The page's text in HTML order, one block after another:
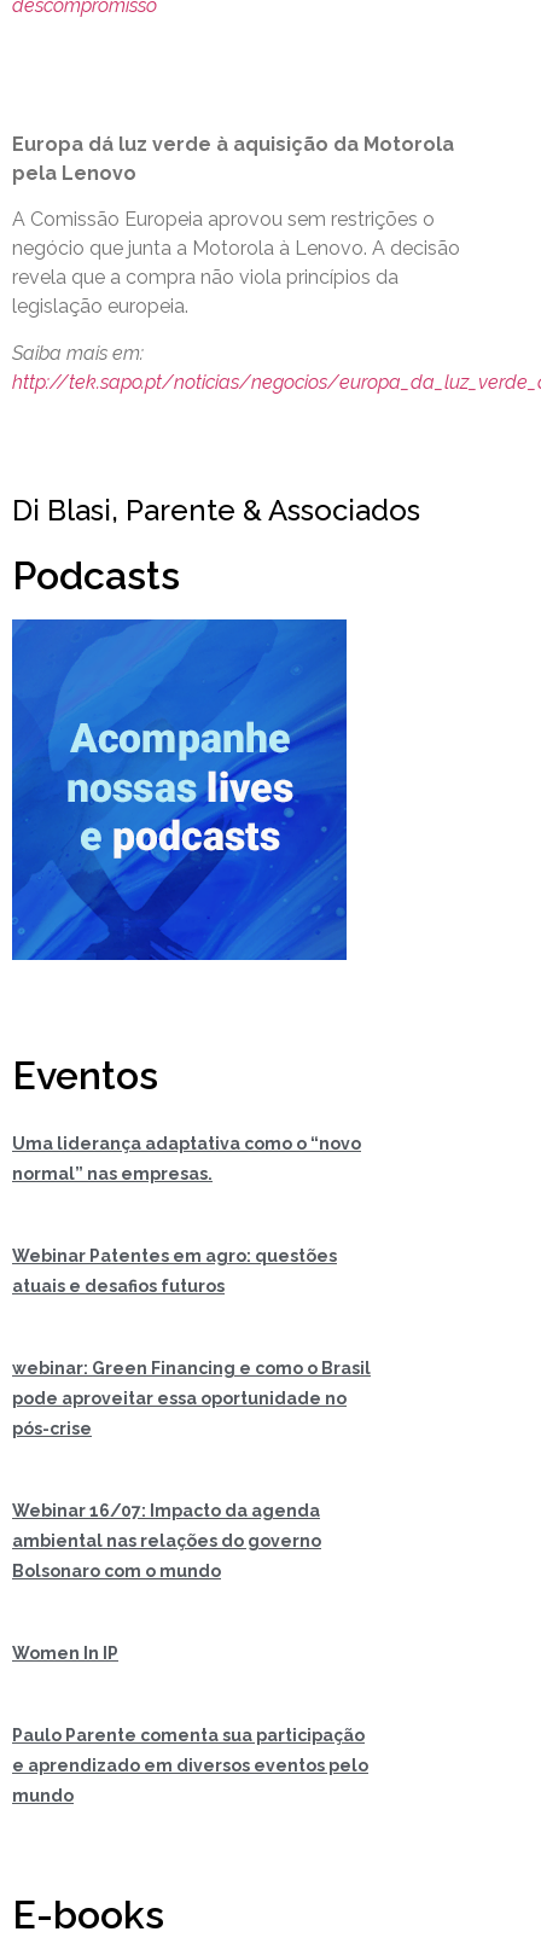
descompromisso
Europa dá luz verde à aquisição da Motorola
pela Lenovo
A Comissão Europeia aprovou sem restrições o
negócio que junta a Motorola à Lenovo. A decisão
revela que a compra não viola princípios da
legislação europeia.
Saiba mais em:
http://tek.sapo.pt/noticias/negocios/
Di Blasi, Parente & Associados
Podcasts
Eventos
Uma liderança adaptativa como o “novo
normal” nas empresas.
Webinar Patentes em agro: questões
atuais e desafios futuros
webinar: Green Financing e como o Brasil
pode aproveitar essa oportunidade no
pós-crise
Webinar 16/07: Impacto da agenda
ambiental nas relações do governo
Bolsonaro com o mundo
Women In IP
Paulo Parente comenta sua participação
e aprendizado em diversos eventos pelo
mundo
E-books